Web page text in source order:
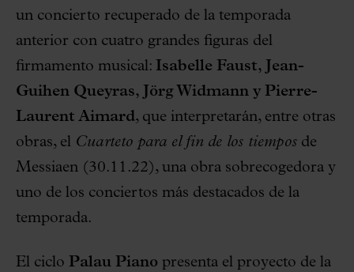
un concierto recuperado de la temporada
anterior con cuatro grandes figuras del
firmamento musical: Isabelle Faust, Jean-
Guihen Queyras, Jörg Widmann y Pierre-
Laurent Aimard, que interpretarán, entre otras
obras, el Cuarteto para el fin de los tiempos de
Messiaen (30.11.22), una obra sobrecogedora y
uno de los conciertos más destacados de la
temporada.
El ciclo Palau Piano presenta el proyecto de la